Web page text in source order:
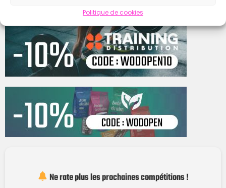
Politique de cookies
Ne rate plus les prochaines compétitions !